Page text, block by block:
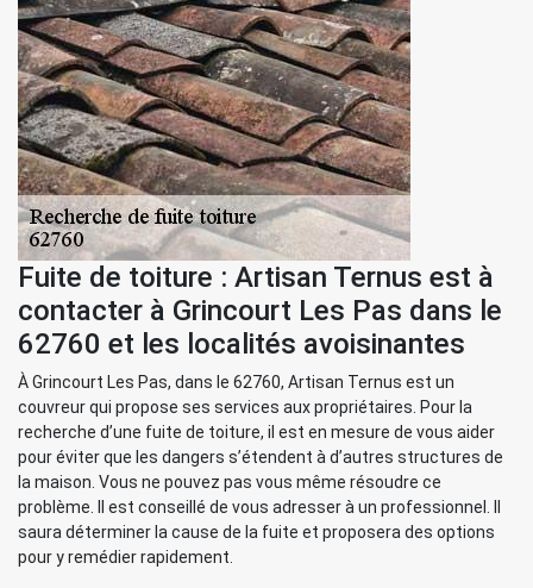
Fuite de toiture : Artisan Ternus est à
contacter à Grincourt Les Pas dans le
62760 et les localités avoisinantes
À Grincourt Les Pas, dans le 62760, Artisan Ternus est un
couvreur qui propose ses services aux propriétaires. Pour la
recherche d’une fuite de toiture, il est en mesure de vous aider
pour éviter que les dangers s’étendent à d’autres structures de
la maison. Vous ne pouvez pas vous même résoudre ce
problème. Il est conseillé de vous adresser à un professionnel. Il
saura déterminer la cause de la fuite et proposera des options
pour y remédier rapidement.